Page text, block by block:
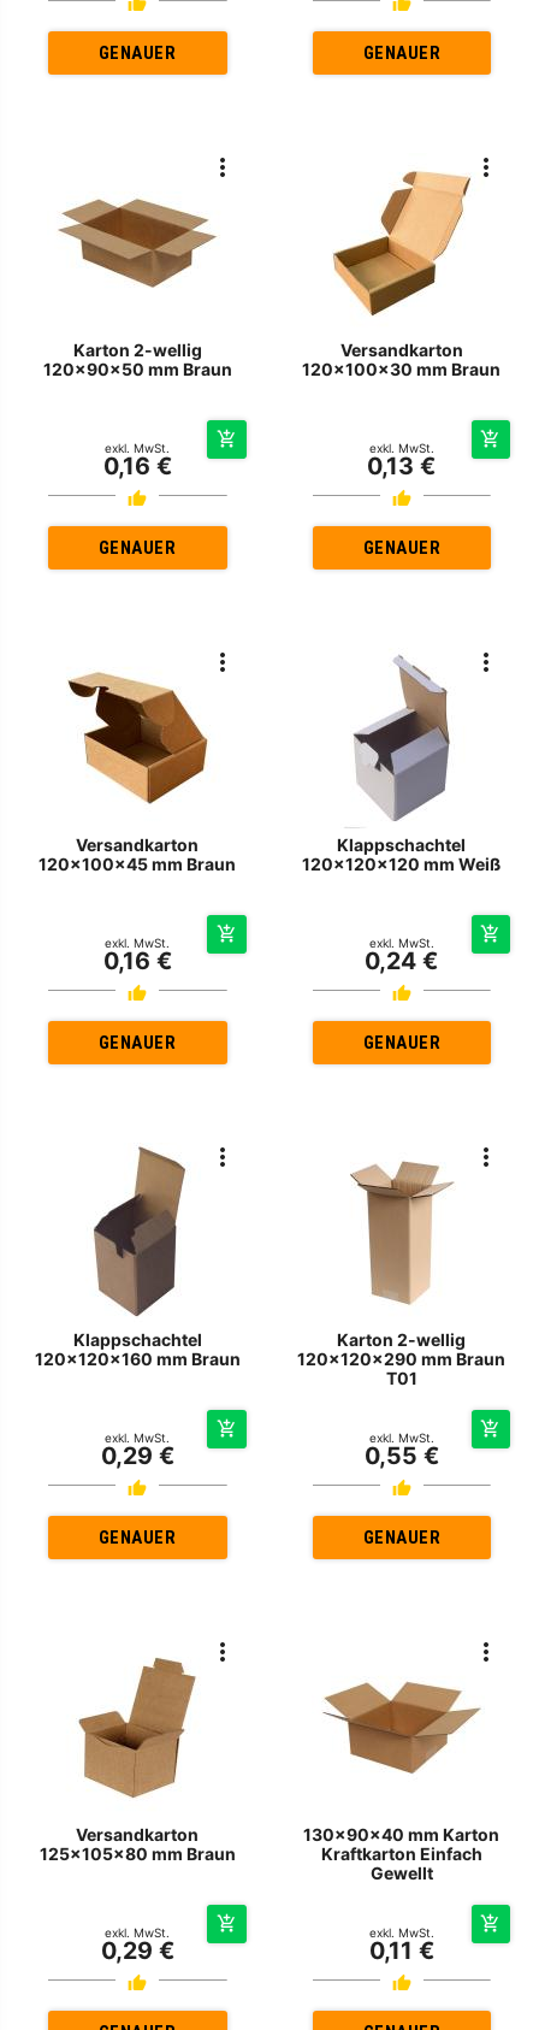
GENAUER GENAUER
Karton 2-wellig
120x90x50 mm Braun
exkl. MwSt.
0,16 €
GENAUER
Versandkarton
120x100x30 mm Braun
exkl. MwSt.
0,13 €
GENAUER
Versandkarton
120x100x45 mm Braun
exkl. MwSt.
0,16 €
GENAUER
Klappschachtel
120x120x120 mm Weiß
exkl. MwSt.
0,24 €
GENAUER
Klappschachtel
120x120x160 mm Braun
exkl. MwSt.
0,29 €
GENAUER
Karton 2-wellig
120x120x290 mm Braun
T01
exkl. MwSt.
0,55 €
GENAUER
Versandkarton
125x105x80 mm Braun
exkl. MwSt.
0,29 €
130x90x40 mm Karton
Kraftkarton Einfach
Gewellt
exkl. MwSt.
0,11 €